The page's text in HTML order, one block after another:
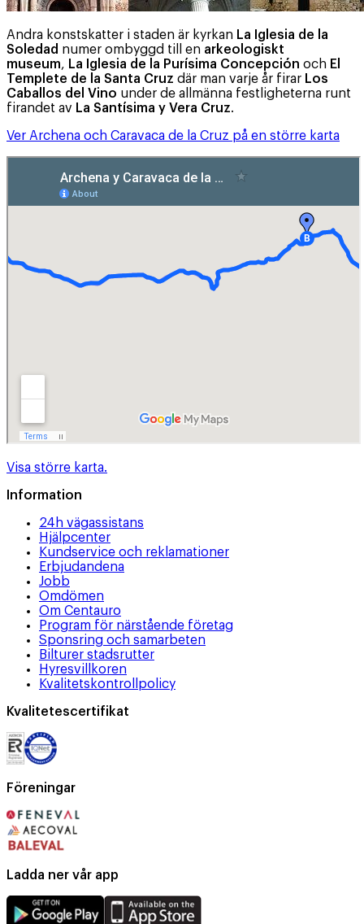
Andra konstskatter i staden är kyrkan La Iglesia de la
Soledad numer ombyggd till en arkeologiskt
museum, La Iglesia de la Purísima Concepción och El
Templete de la Santa Cruz där man varje år firar Los
Caballos del Vino under de allmänna festligheterna runt
firandet av La Santísima y Vera Cruz.
Ver Archena och Caravaca de la Cruz på en större karta
Visa större karta.
Information
24h vägassistans
Hjälpcenter
Kundservice och reklamationer
Erbjudandena
Jobb
Omdömen
Om Centauro
Program för närstående företag
Sponsring och samarbeten
Bilturer stadsrutter
Hyresvillkoren
Kvalitetskontrollpolicy
Kvalitetescertifikat
Föreningar
Ladda ner vår app